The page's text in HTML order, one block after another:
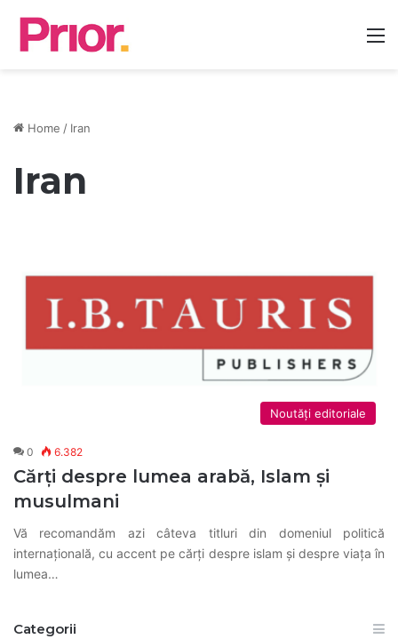
Home / Iran
Iran
Noutăți editoriale
0 6.382
Cărți despre lumea arabă, Islam și
musulmani
Vă recomandăm azi câteva titluri din domeniul politică
internațională, cu accent pe cărți despre islam și despre viața în
lumea…
Categorii